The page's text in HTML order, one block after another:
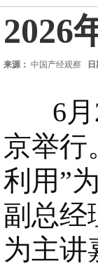
2026
来源： 中国产经观察 日
6月
京举
利用”
副总经
为主讲